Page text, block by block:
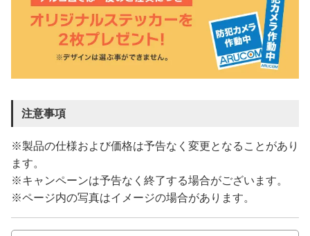
注意事項
※製品の仕様および価格は予告なく変更となることがあり
ます。
※キャンペーンは予告なく終了する場合がございます。
※ページ内の写真はイメージの場合があります。